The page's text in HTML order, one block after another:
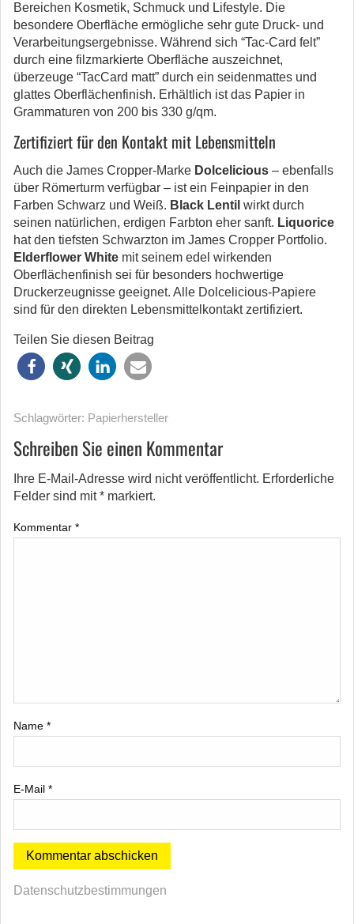
Bereichen Kosmetik, Schmuck und Lifestyle. Die
besondere Oberfläche ermögliche sehr gute Druck- und
Verarbeitungsergebnisse. Während sich “Tac-Card felt”
durch eine filzmarkierte Oberfläche auszeichnet,
überzeuge “TacCard matt” durch ein seidenmattes und
glattes Oberflächenfinish. Erhältlich ist das Papier in
Grammaturen von 200 bis 330 g/qm.
Zertifiziert für den Kontakt mit Lebensmitteln
Auch die James Cropper-Marke Dolcelicious – ebenfalls
über Römerturm verfügbar – ist ein Feinpapier in den
Farben Schwarz und Weiß. Black Lentil wirkt durch
seinen natürlichen, erdigen Farbton eher sanft. Liquorice
hat den tiefsten Schwarzton im James Cropper Portfolio.
Elderflower White mit seinem edel wirkenden
Oberflächenfinish sei für besonders hochwertige
Druckerzeugnisse geeignet. Alle Dolcelicious-Papiere
sind für den direkten Lebensmittelkontakt zertifiziert.
Teilen Sie diesen Beitrag
Schlagwörter: Papierhersteller
Schreiben Sie einen Kommentar
Ihre E-Mail-Adresse wird nicht veröffentlicht. Erforderliche
Felder sind mit* markiert.
Kommentar *
Name *
E-Mail *
Datenschutzbestimmungen